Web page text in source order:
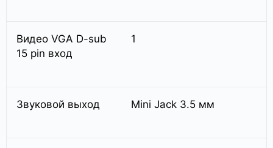
Видео VGA D-sub
15 pin вход
1
Звуковой выход Mini Jack 3.5 мм